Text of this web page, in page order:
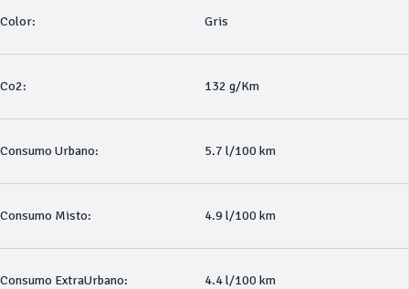
Color: Gris
Co2: 132 g/Km
Consumo Urbano: 5.7 l/100 km
Consumo Misto: 4.9 l/100 km
Consumo ExtraUrbano: 4.4 l/100 km